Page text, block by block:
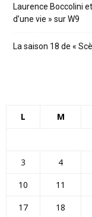
Laurence Boccolini
d’une vie » sur W9
La saison 18 de «
L M
3
4
10
11
17
18